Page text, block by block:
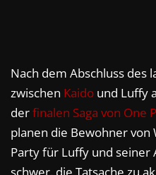
Nach dem Abschluss des
zwischen Kaido und Luffy
derfinalen Saga von One
planen die Bewohner von
Party für Luffy und seiner